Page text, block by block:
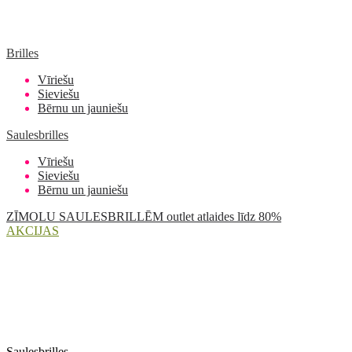
Brilles
Vīriešu
Sieviešu
Bērnu un jauniešu
Saulesbrilles
Vīriešu
Sieviešu
Bērnu un jauniešu
ZĪMOLU SAULESBRILLĒM outlet atlaides līdz 80%
AKCIJAS